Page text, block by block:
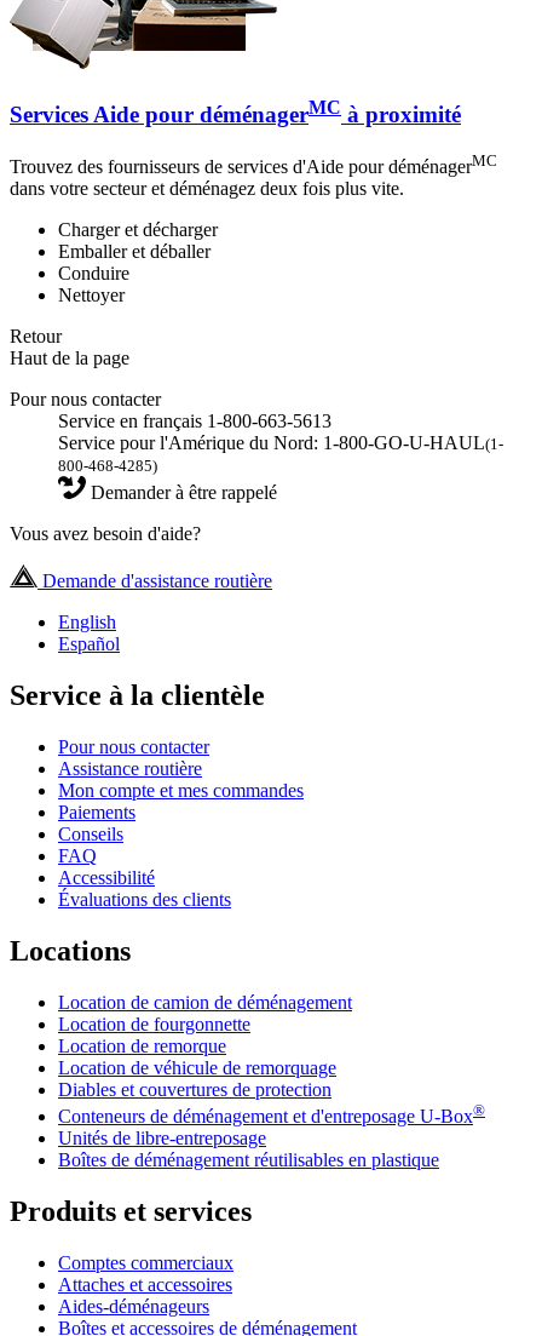
Services Aide pour déménagerMC à proximité
Trouvez des fournisseurs de services d'Aide pour déménagerMC
dans votre secteur et déménagez deux fois plus vite.
Charger et décharger
Emballer et déballer
Conduire
Nettoyer
Retour
Haut de la page
Pour nous contacter
Service en français 1-800-663-5613
Service pour l'Amérique du Nord: 1-800-GO-U-HAUL(1-
800-468-4285)
Demander à être rappelé
Vous avez besoin d'aide?
Demande d'assistance routière
English
Español
Service à la clientèle
Pour nous contacter
Assistance routière
Mon compte et mes commandes
Paiements
Conseils
FAQ
Accessibilité
Évaluations des clients
Locations
Location de camion de déménagement
Location de fourgonnette
Location de remorque
Location de véhicule de remorquage
Diables et couvertures de protection
Conteneurs de déménagement et d'entreposage U-Box®
Unités de libre-entreposage
Boîtes de déménagement réutilisables en plastique
Produits et services
Comptes commerciaux
Attaches et accessoires
Aides-déménageurs
Boîtes et accessoires de déménagement